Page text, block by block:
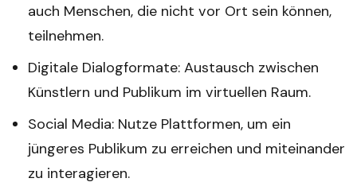
auch Menschen, die nicht vor Ort sein können,
teilnehmen.
Digitale Dialogformate: Austausch zwischen
Künstlern und Publikum im virtuellen Raum.
Social Media: Nutze Plattformen, um ein
jüngeres Publikum zu erreichen und miteinander
zu interagieren.